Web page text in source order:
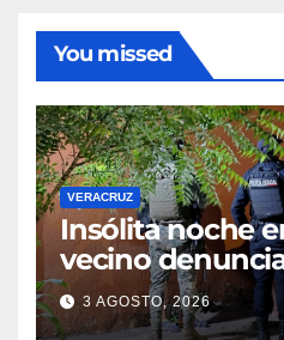
You missed
VERACRUZ
Insólita noche
vecino
cateo tras
captado por
3 AGOSTO, 2026